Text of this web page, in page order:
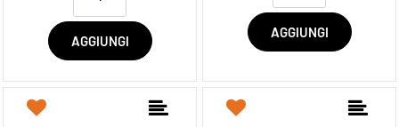
AGGIUNGI
AGGIUNGI